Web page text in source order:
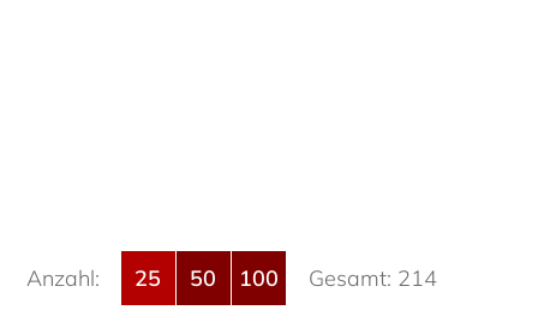
Anzahl: 25 50 100 Gesamt: 214